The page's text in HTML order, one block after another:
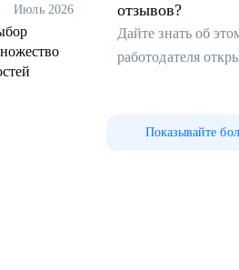
Июль 2026
отзывов?
Дайте знать об
работодателя
Показывайте